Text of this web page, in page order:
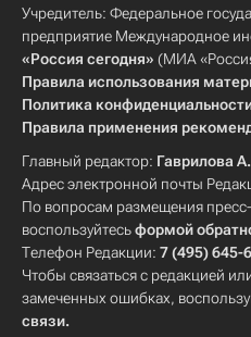
Учредитель: Федеральное
предприятие Международное
«Россия сегодня» (МИА
Правила использования
Политика
Правила применения
Главный редактор: Гаврилова
Адрес электронной почты
По вопросам размещения
воспользуйтесьформой
Телефон Редакции: 7 (495) 645-
Чтобы связаться с редакцией
замеченных ошибках,
связи.